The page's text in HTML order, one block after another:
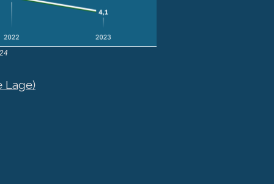
Lage)